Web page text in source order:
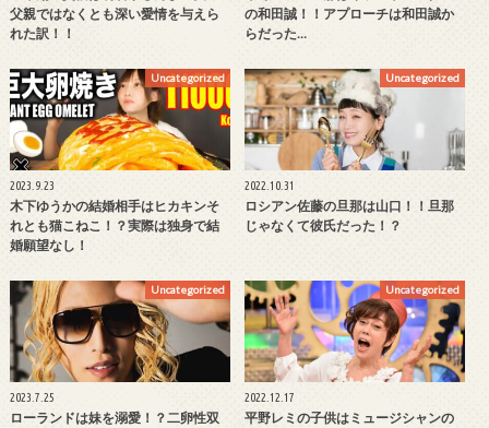
父親ではなくとも深い愛情を与えら
れた訳！！
の和田誠！！アプローチは和田誠か
らだった…
Uncategorized
2023.9.23
木下ゆうかの結婚相手はヒカキンそ
れとも猫こねこ！？実際は独身で結
婚願望なし！
Uncategorized
2022.10.31
ロシアン佐藤の旦那は山口！！旦那
じゃなくて彼氏だった！？
Uncategorized
2023.7.25
ローランドは妹を溺愛！？二卵性双
Uncategorized
2022.12.17
平野レミの子供はミュージシャンの